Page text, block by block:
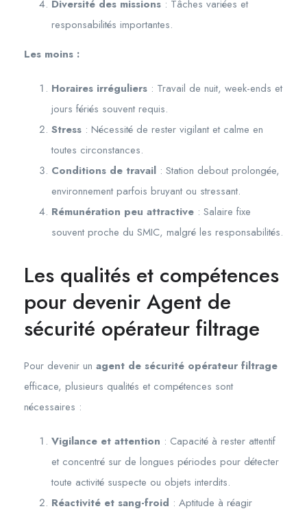
Diversité des missions : Tâches variées et
responsabilités importantes.
Les moins :
Horaires irréguliers : Travail de nuit, week-ends et
jours fériés souvent requis.
Stress : Nécessité de rester vigilant et calme en
toutes circonstances.
Conditions de travail : Station debout prolongée,
environnement parfois bruyant ou stressant.
Rémunération peu attractive : Salaire fixe
souvent proche du SMIC, malgré les responsabilités.
Les qualités et compétences
pour devenir Agent de
sécurité opérateur filtrage
Pour devenir un agent de sécurité opérateur filtrage
efficace, plusieurs qualités et compétences sont
nécessaires :
Vigilance et attention : Capacité à rester attentif
et concentré sur de longues périodes pour détecter
toute activité suspecte ou objets interdits.
Réactivité et sang-froid : Aptitude à réagir